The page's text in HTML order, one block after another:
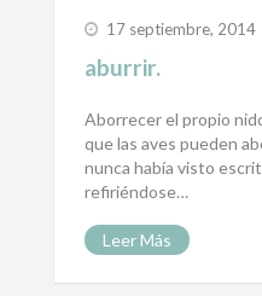
17 septiembre, 2014
aburrir.
Aborrecer el propio
que las aves pueden
nunca había visto
refiriéndose…
Leer Más